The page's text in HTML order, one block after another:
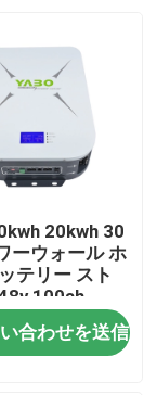
20kwh 30
ーウォール ホ
テリー スト
100ah
合わせを送信